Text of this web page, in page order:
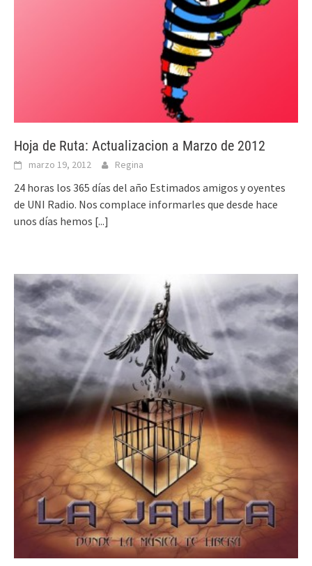
Hoja de Ruta: Actualizacion a Marzo de 2012
marzo 19, 2012 Regina
24 horas los 365 días del año Estimados amigos y oyentes
de UNI Radio. Nos complace informarles que desde hace
unos días hemos [...]